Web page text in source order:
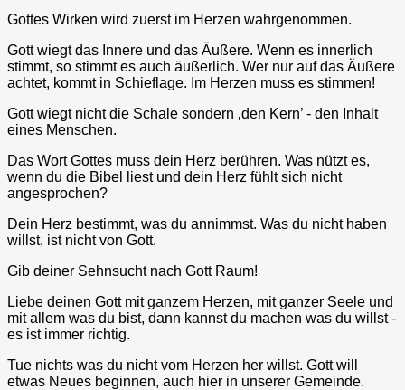
Gottes Wirken wird zuerst im Herzen wahrgenommen.
Gott wiegt das Innere und das Äußere. Wenn es innerlich
stimmt, so stimmt es auch äußerlich. Wer nur auf das Äußere
achtet, kommt in Schieflage. Im Herzen muss es stimmen!
Gott wiegt nicht die Schale sondern ‚den Kern’ - den Inhalt
eines Menschen.
Das Wort Gottes muss dein Herz berühren. Was nützt es,
wenn du die Bibel liest und dein Herz fühlt sich nicht
angesprochen?
Dein Herz bestimmt, was du annimmst. Was du nicht haben
willst, ist nicht von Gott.
Gib deiner Sehnsucht nach Gott Raum!
Liebe deinen Gott mit ganzem Herzen, mit ganzer Seele und
mit allem was du bist, dann kannst du machen was du willst -
es ist immer richtig.
Tue nichts was du nicht vom Herzen her willst. Gott will
etwas Neues beginnen, auch hier in unserer Gemeinde.